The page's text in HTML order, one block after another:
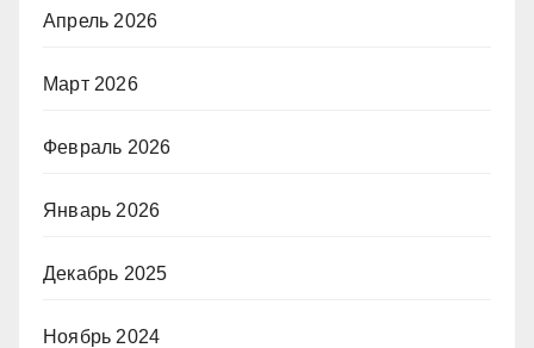
Апрель 2026
Март 2026
Февраль 2026
Январь 2026
Декабрь 2025
Ноябрь 2024